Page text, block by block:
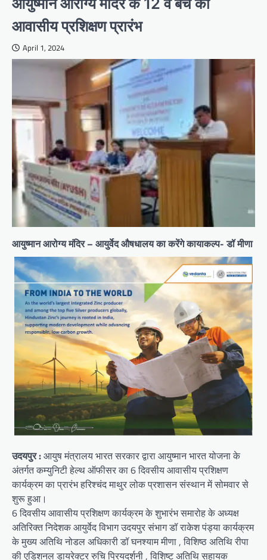
आवासीय प्रशिक्षण प्रारंभ
April 1, 2024
आयुष्मान आरोग्य मंदिर – आयुर्वेद औषधालय का करेंगे कायाकल्प- डॉ मीणा
उदयपुर :आयुष मंत्रालय भारत सरकार द्वारा आयुष्मान भारत योजना के
अंतर्गत कम्युनिटी हेल्थ ऑफीसर का 6 दिवसीय आवासीय प्रशिक्षण
कार्यक्रम का प्रारंभ हरिश्चंद माथुर लोक प्रशासन संस्थान में सोमवार से
शुरू हुआ।
6 दिवसीय आवासीय प्रशिक्षण कार्यक्रम के शुभारंभ समारोह के अध्यक्ष
अतिरिक्त निदेशक आयुर्वेद विभाग उदयपुर संभाग डॉ राकेश पंड्या कार्यक्रम
के मुख्य अतिथि नोडल अधिकारी डॉ घनश्याम मीणा , विशिष्ठ अतिथि रीपा
की एडिशनल डायरेक्टर रुचि प्रियदर्शनी , विशिष्ट अतिथि सहायक